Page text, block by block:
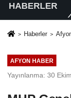
HABERLER
Haberler
AFYON HABER
Yayınlanma: 30